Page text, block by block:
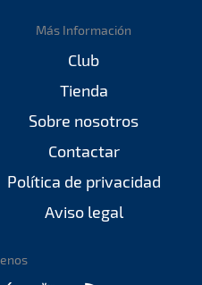
Más Información
Club
Tienda
Sobre nosotros
Contactar
Política de privacidad
Aviso legal